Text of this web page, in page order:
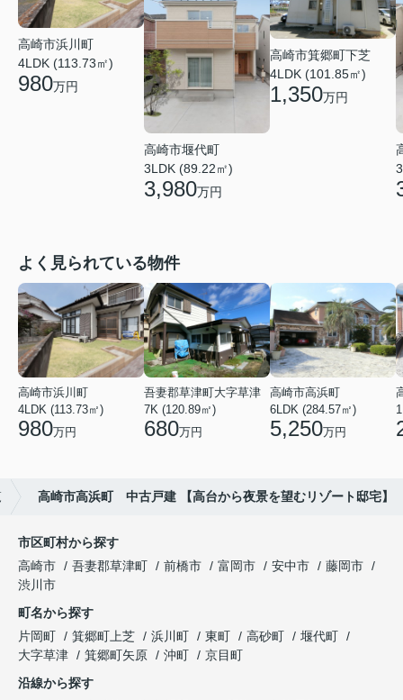
高崎市浜川町
4LDK (113.73㎡)
980万円
高崎市堰代町
3LDK (89.22㎡)
3,980万円
高崎市箕郷町下芝
4LDK (101.85㎡)
1,350万円
よく見られている物件
高崎市浜川町
4LDK (113.73㎡)
980万円
吾妻郡草津町大字草津
7K (120.89㎡)
680万円
高崎市高浜町
6LDK (284.57㎡)
5,250万円
高崎市高浜町 中古戸建 【高台から夜景を望むリゾート邸宅】
市区町村から探す
高崎市
吾妻郡草津町 前橋市 富岡市 安中市
藤岡市
渋川市
町名から探す
片岡町
箕郷町上芝 浜川町 東町 高砂町
堰代町
大字草津
箕郷町矢原 沖町
京目町
沿線から探す